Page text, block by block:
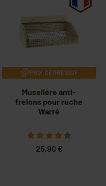
PRIX DEGRESSIF
Muselière anti-
frelons pour ruche
Warré
25,90 €